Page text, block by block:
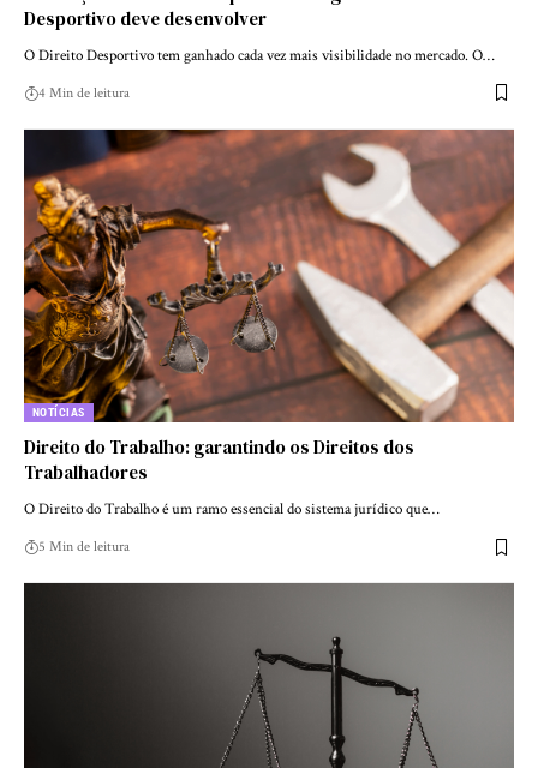
Desportivo deve desenvolver
O Direito Desportivo tem ganhado cada vez mais visibilidade no mercado. O…
4 Min de leitura
NOTÍCIAS
Direito do Trabalho: garantindo os Direitos dos
Trabalhadores
O Direito do Trabalho é um ramo essencial do sistema jurídico que…
5 Min de leitura